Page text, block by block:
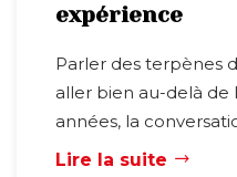
expérience
Parler des terpènes
aller bien au-delà de
années, la
Lire la suite